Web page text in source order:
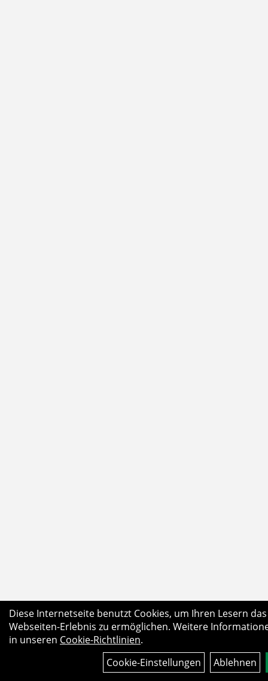
Diese Internetseite benutzt Cookies, um Ihren Lesern
Webseiten-Erlebnis zu ermöglichen. Weitere
in unseren Cookie-Richtlinien.
Cookie-Einstellungen
Ablehnen